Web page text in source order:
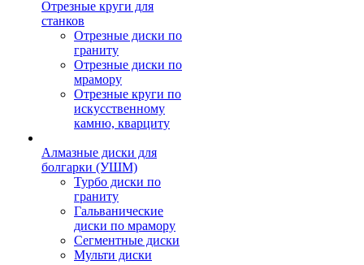
Отрезные круги для
станков
Отрезные диски по
граниту
Отрезные диски по
мрамору
Отрезные круги по
искусственному
камню, кварциту
Алмазные диски для
болгарки (УШМ)
Турбо диски по
граниту
Гальванические
диски по мрамору
Сегментные диски
Мульти диски